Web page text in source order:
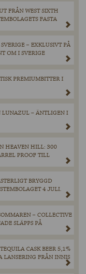
FRÅN WEST SIXTH
FASTA
– EXKLUSIVT PÅ
OM I SVERIGE
PREMIUMBITTER I
LUNAZUL – ÄNTLIGEN I
HEAVEN HILL: 300
PROOF TILL
BRYGGD
4 JULI.
– COLLECTIVE
SLÄPPS PÅ
CASK BEER 5,1%
LANSERING FRÅN INNIS